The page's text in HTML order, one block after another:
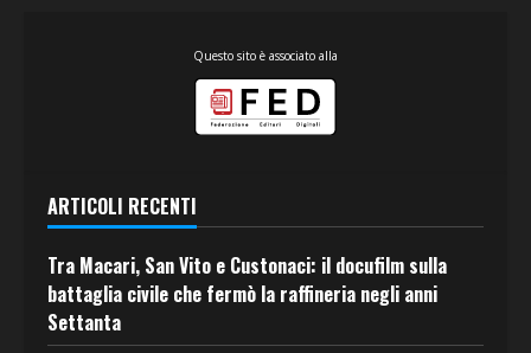
Questo sito è associato alla
ARTICOLI RECENTI
Tra Macari, San Vito e Custonaci: il docufilm sulla
battaglia civile che fermò la raffineria negli anni
Settanta